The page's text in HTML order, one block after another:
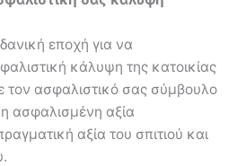
εποχή για να
κάλυψη της κατοικίας
τον ασφαλιστικό σας σύμβουλο
η ασφαλισμένη αξία
αξία του σπιτιού και